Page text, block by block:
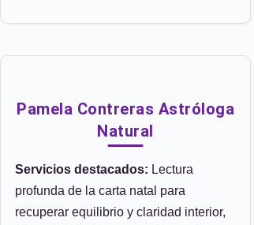
Pamela Contreras Astróloga
Natural
Servicios destacados: Lectura
profunda de la carta natal para
recuperar equilibrio y claridad interior,